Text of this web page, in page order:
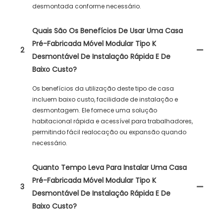
desmontada conforme necessário.
2
Quais São Os Benefícios De Usar Uma Casa
Pré-Fabricada Móvel Modular Tipo K
Desmontável De Instalação Rápida E De
Baixo Custo?
Os benefícios da utilização deste tipo de casa
incluem baixo custo, facilidade de instalação e
desmontagem. Ele fornece uma solução
habitacional rápida e acessível para trabalhadores,
permitindo fácil realocação ou expansão quando
necessário.
3
Quanto Tempo Leva Para Instalar Uma Casa
Pré-Fabricada Móvel Modular Tipo K
Desmontável De Instalação Rápida E De
Baixo Custo?